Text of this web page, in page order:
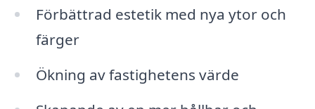
Förbättrad estetik med nya ytor och
färger
Ökning av fastighetens värde